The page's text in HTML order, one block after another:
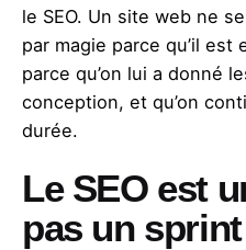
le SEO. Un site web ne
par magie parce qu’il
parce qu’on lui a donné
conception, et qu’on
durée.
Le SEO est
pas un sprint